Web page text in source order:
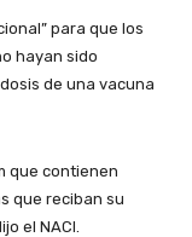
para que los
hayan sido
de una vacuna
que contienen
que reciban su
el NACI.